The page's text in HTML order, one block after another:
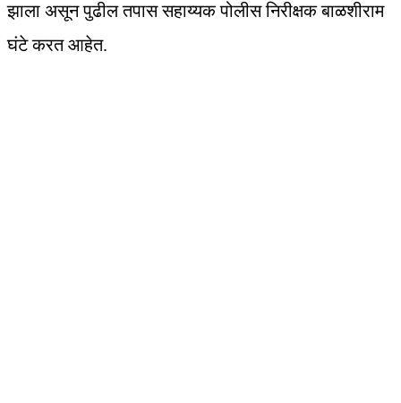
झाला असून पुढील तपास सहाय्यक पोलीस निरीक्षक बाळशीराम
घंटे करत आहेत.